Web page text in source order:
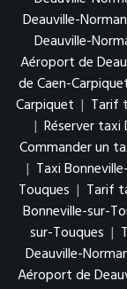
Deauville-
Deauville-
Aéroport de
de Caen-
Carpiquet | Tarif
| Réserver
Commander un
| Taxi
Touques | Tarif
Bonneville-sur-
sur-Touques |
Deauville-
Aéroport de